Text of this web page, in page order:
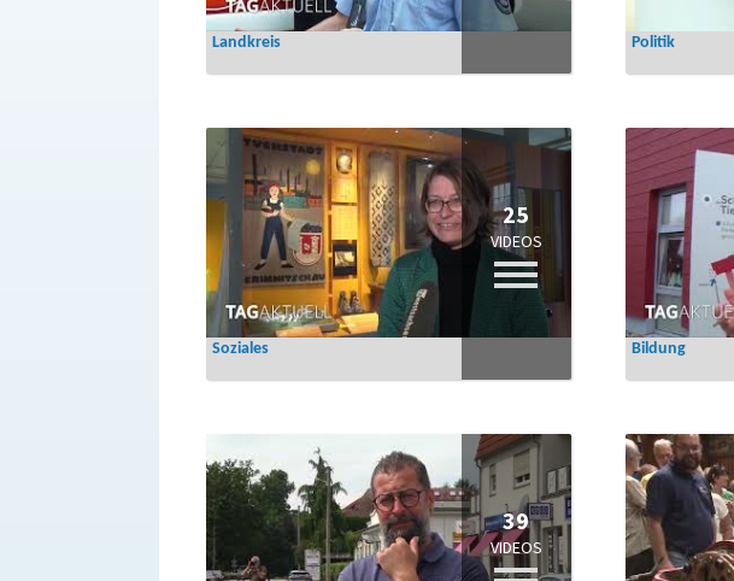
Landkreis Politik
25
VIDEOS
Soziales Bildung
39
VIDEOS